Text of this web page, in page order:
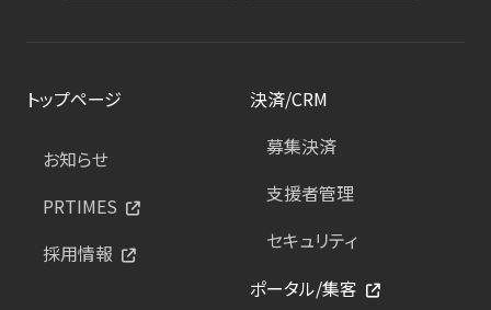
トップページ
お知らせ
PRTIMES
採用情報
決済/CRM
募集決済
支援者管理
セキュリティ
ポータル/集客